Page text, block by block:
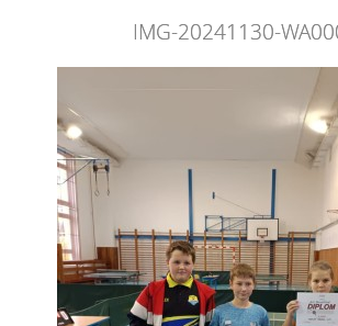
IMG-20241130-